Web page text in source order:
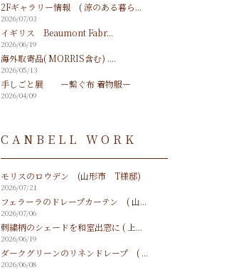
2Fギャラリー情報 ( 涼のある暮ら...
2026/07/03
イギリス Beaumont Fabr...
2026/06/19
海外取寄品( MORRIS含む) ....
2026/05/13
手しごと展 ー繋ぐ布 着物服ー
2026/04/09
CANBELL WORK
モリスのロウデン (山形市 T様邸)
2026/07/21
フェラーラのドレープカーテン ( 山...
2026/07/06
刺繍柄のシェードを和室出窓に ( 上...
2026/06/19
ダークグリーンのリネンドレープ ( ...
2026/06/08